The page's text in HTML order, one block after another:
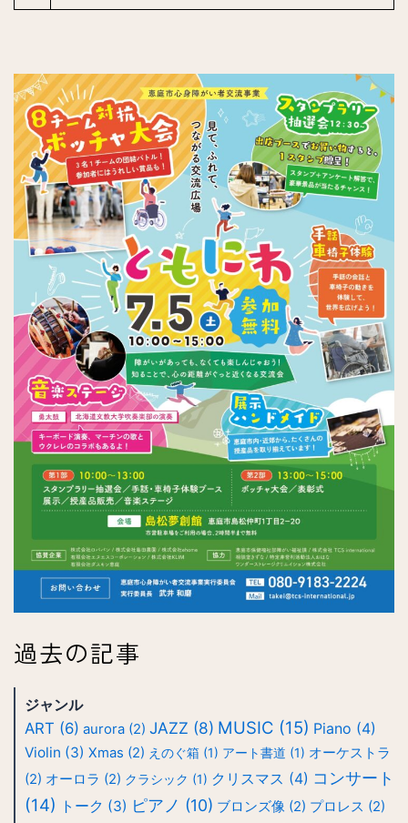
過去の記事
ジャンル
ART (6) aurora(2) JAZZ (8) MUSIC (15) Piano (4)
Violin (3) Xmas (2) えのぐ箱(1) アート書道 (1) オーケストラ
(2) オーロラ (2) クラシック (1) クリスマス (4) コンサート
(14)
トーク (3) ピアノ (10) ブロンズ像(2) プロレス (2)